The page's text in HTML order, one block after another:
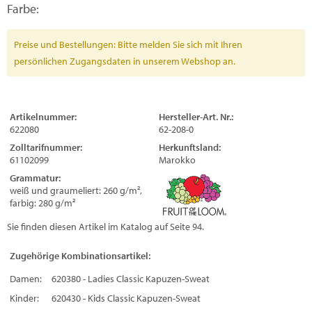
Farbe:
Preise und Bestellungen: Bitte melden Sie sich mit Ihren
persönlichen Zugangsdaten in unserem Webshop an.
Artikelnummer:
622080
Hersteller-Art. Nr.:
62-208-0
Zolltarifnummer:
61102099
Herkunftsland:
Marokko
Grammatur:
weiß und graumeliert: 260 g/m²,
farbig: 280 g/m²
Sie finden diesen Artikel im Katalog auf Seite 94.
Zugehörige Kombinationsartikel:
Damen:
620380 - Ladies Classic Kapuzen-Sweat
Kinder:
620430 - Kids Classic Kapuzen-Sweat